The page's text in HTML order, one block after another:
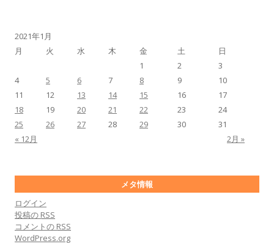
2021年1月
月
火 水 木 金 土 日
« 12月 2月 »
1 2
3
4
5 6 7 8 9
10
11
12 13 14 15 16
17
18
19 20 21 22 23
24
25
26 27 28 29 30 31
メタ情報
ログイン
投稿の RSS
コメントの RSS
WordPress.org